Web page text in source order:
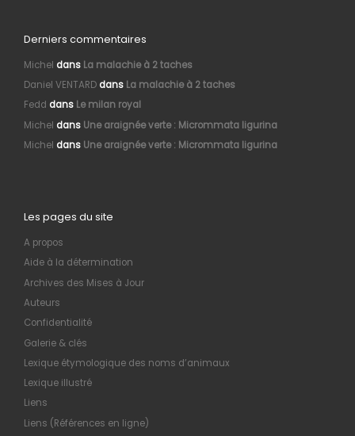
Derniers commentaires
Michel dans La malachie à 2 taches
Daniel VENTARDdans La malachie à 2 taches
Fedd dans Le milan royal
Michel dans Une araignée verte : Micrommata ligurina
Michel dans Une araignée verte : Micrommata ligurina
Les pages du site
A propos
Aide à la détermination
Archives des Mises à Jour
Auteurs
Confidentialité
Galerie & clés
Lexique étymologique des noms d’animaux
Lexique illustré
Liens
Liens (Références en ligne)